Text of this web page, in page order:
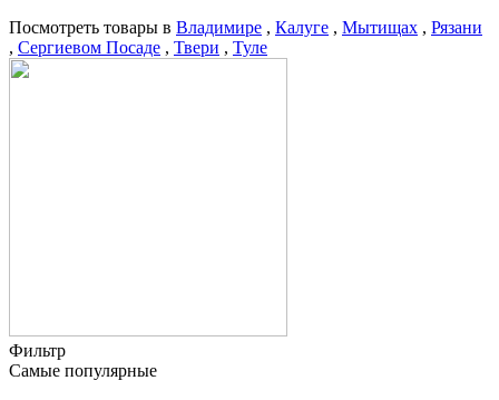
Посмотреть товары в Владимире , Калуге , Мытищах , Рязани
, Сергиевом Посаде , Твери , Туле
Фильтр
Самые популярные